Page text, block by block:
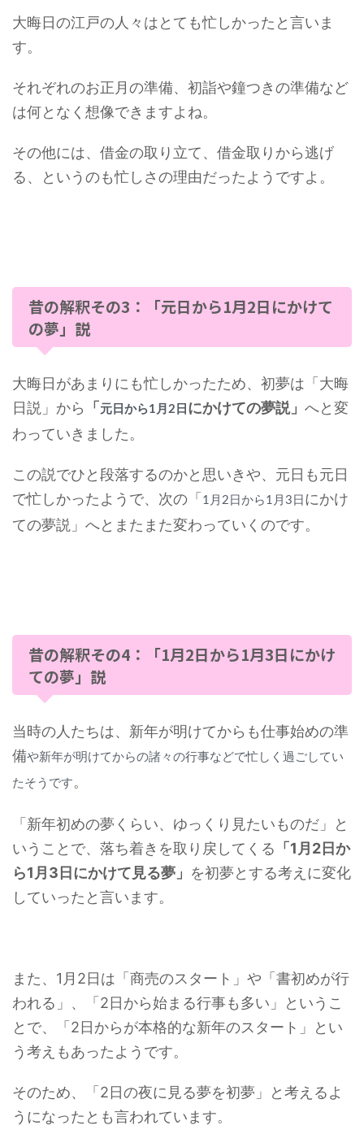
大晦日の江戸の人々はとても忙しかったと言いま
す。
それぞれのお正月の準備、初詣や鐘つきの準備など
は何となく想像できますよね。
その他には、借金の取り立て、借金取りから逃げ
る、というのも忙しさの理由だったようですよ。
昔の解釈その3：「元日から1月2日にかけて
の夢」説
大晦日があまりにも忙しかったため、初夢は「大晦
日説」から
「 元日から1月2日 にかけての夢説」 へと変
わっていきました。
この説でひと段落するのかと思いきや、元日も元日
で忙しかったようで、次の「 1月2日から1月3日 にかけ
ての夢説」へとまたまた変わっていくのです。
昔の解釈その4：「1月2日から1月3日にかけ
ての夢」説
当時の人たちは、新年が明けてからも仕事始めの準
備や新年が明けてからの諸々の行事などで忙しく過ごしてい
たそうです 。
「新年初めの夢くらい、ゆっくり見たいものだ」と
いうことで、落ち着きを取り戻してくる 「1月2日か
ら1月3日にかけて見る夢」 を初夢とする考えに変化
していったと言います。
また、1月2日は「商売のスタート」や「書初めが行
われる」、「2日から始まる行事も多い」というこ
とで、「2日からが本格的な新年のスタート」とい
う考えもあったようです。
そのため、「2日の夜に見る夢を初夢」と考えるよ
うになったとも言われています。